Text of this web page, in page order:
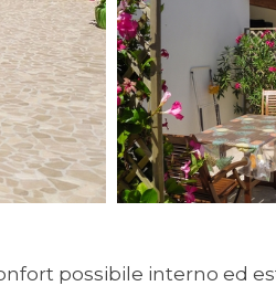
possibile interno ed